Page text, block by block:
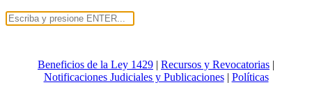
Beneficios de la Ley 1429 | Recursos y Revocatorias |
Notificaciones Judiciales y Publicaciones| Políticas